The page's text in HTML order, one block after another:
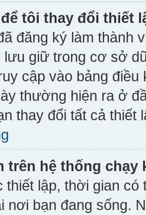
tôi thay đổi thiết
đăng ký làm thành
giữ trong cơ sở
cập vào bảng
thường hiện ra ở
thay đổi tất cả thiết
trên hệ thống chạy
thiết lập, thời gian
nơi bạn đang sống.